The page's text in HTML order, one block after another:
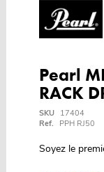
Pearl
RACK
SKU
17404
Ref.
PPH RJ50
Soyez le